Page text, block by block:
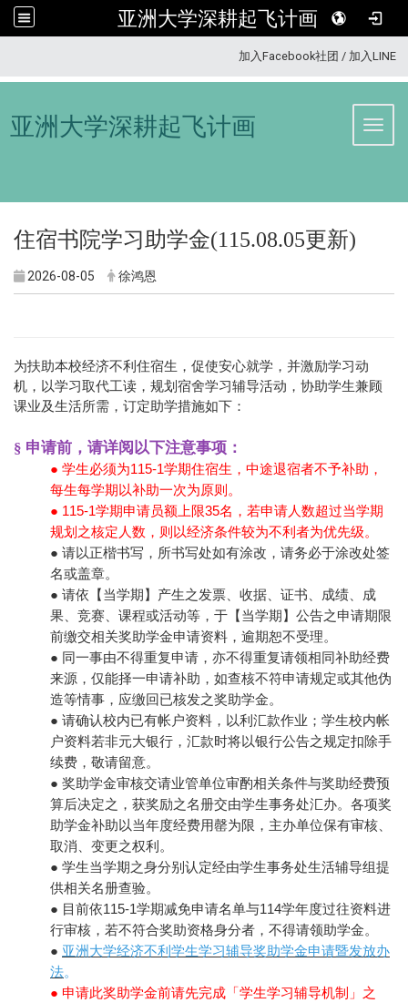
亚洲大学深耕起飞计画
加入Facebook社团 / 加入LINE
亚洲大学深耕起飞计画
住宿书院学习助学金(115.08.05更新)
2026-08-05 徐鸿恩
为扶助本校经济不利住宿生，促使安心就学，并激励学习动
机，以学习取代工读，规划宿舍学习辅导活动，协助学生兼顾
课业及生活所需，订定助学措施如下：
§ 申请前，请详阅以下注意事项：
● 学生必须为115-1学期住宿生，中途退宿者不予补助，
每生每学期以补助一次为原则。
● 115-1学期申请员额上限35名，若申请人数超过当学期
规划之核定人数，则以经济条件较为不利者为优先级。
● 请以正楷书写，所书写处如有涂改，请务必于涂改处签
名或盖章。
● 请依【当学期】产生之发票、收据、证书、成绩、成
果、竞赛、课程或活动等，于【当学期】公告之申请期限
前缴交相关奖助学金申请资料，逾期恕不受理。
● 同一事由不得重复申请，亦不得重复请领相同补助经费
来源，仅能择一申请补助，如查核不符申请规定或其他伪
造等情事，应缴回已核发之奖助学金。
● 请确认校内已有帐户资料，以利汇款作业；学生校内帐
户资料若非元大银行，汇款时将以银行公告之规定扣除手
续费，敬请留意。
● 奖助学金审核交请业管单位审酌相关条件与奖助经费预
算后决定之，获奖励之名册交由学生事务处汇办。各项奖
助学金补助以当年度经费用罄为限，主办单位保有审核、
取消、变更之权利。
● 学生当学期之身分别认定经由学生事务处生活辅导组提
供相关名册查验。
● 目前依115-1学期减免申请名单与114学年度过往资料进
行审核，若不符合奖助资格身分者，不得请领助学金。
● 亚洲大学经济不利学生学习辅导奖助学金申请暨发放办
法。
● 申请此奖助学金前请先完成「学生学习辅导机制」之